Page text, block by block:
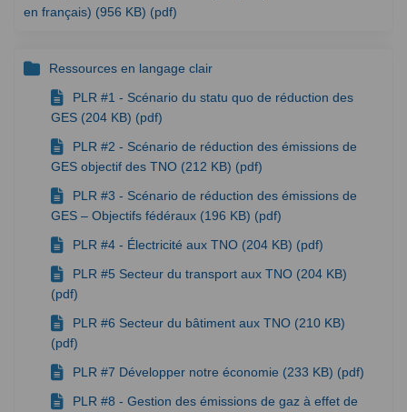
en français) (956 KB) (pdf)
Ressources en langage clair
PLR #1 - Scénario du statu quo de réduction des
GES (204 KB) (pdf)
PLR #2 - Scénario de réduction des émissions de
GES objectif des TNO (212 KB) (pdf)
PLR #3 - Scénario de réduction des émissions de
GES – Objectifs fédéraux (196 KB) (pdf)
PLR #4 - Électricité aux TNO (204 KB) (pdf)
PLR #5 Secteur du transport aux TNO (204 KB)
(pdf)
PLR #6 Secteur du bâtiment aux TNO (210 KB)
(pdf)
PLR #7 Développer notre économie (233 KB) (pdf)
PLR #8 - Gestion des émissions de gaz à effet de